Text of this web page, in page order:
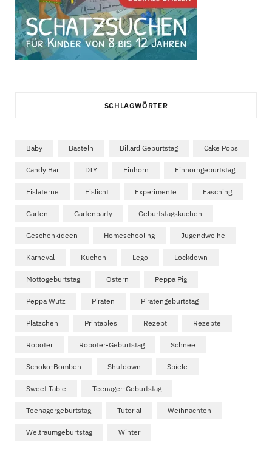
SCHLAGWÖRTER
Baby Basteln Billard Geburtstag Cake Pops
Candy Bar DIY Einhorn Einhorngeburtstag
Eislaterne Eislicht Experimente Fasching
Garten Gartenparty Geburtstagskuchen
Geschenkideen Homeschooling Jugendweihe
Karneval Kuchen Lego Lockdown
Mottogeburtstag Ostern Peppa Pig
Peppa Wutz Piraten Piratengeburtstag
Plätzchen Printables Rezept Rezepte
Roboter Roboter-Geburtstag Schnee
Schoko-Bomben Shutdown Spiele
Sweet Table Teenager-Geburtstag
Teenagergeburtstag Tutorial Weihnachten
Weltraumgeburtstag Winter